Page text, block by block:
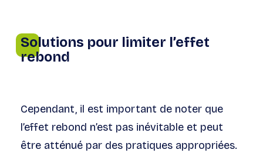
Solutions pour limiter l’effet
rebond
Cependant, il est important de noter que
l’effet rebond n’est pas inévitable et peut
être atténué par des pratiques appropriées.